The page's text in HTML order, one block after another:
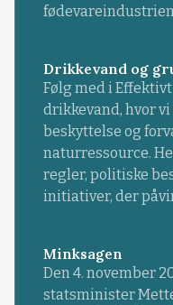
Drikkevand og
Følg med i
drikkevand, hvor
beskyttelse og
naturressource.
regler, politiske
initiativer, der
Minksagen
Den 4. november
statsminister